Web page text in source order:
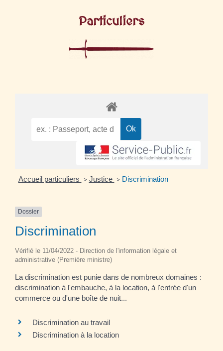
Particuliers
Accueil particuliers > Justice > Discrimination
Dossier
Discrimination
Vérifié le 11/04/2022 - Direction de l'information légale et
administrative (Première ministre)
La discrimination est punie dans de nombreux domaines :
discrimination à l'embauche, à la location, à l'entrée d'un
commerce ou d'une boîte de nuit...
Discrimination au travail
Discrimination à la location